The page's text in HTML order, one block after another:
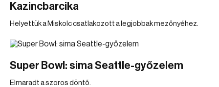
Kazincbarcika
Helyettük a Miskolc csatlakozott a legjobbak mezőnyéhez.
Super Bowl: sima Seattle-győzelem
Elmaradt a szoros döntő.